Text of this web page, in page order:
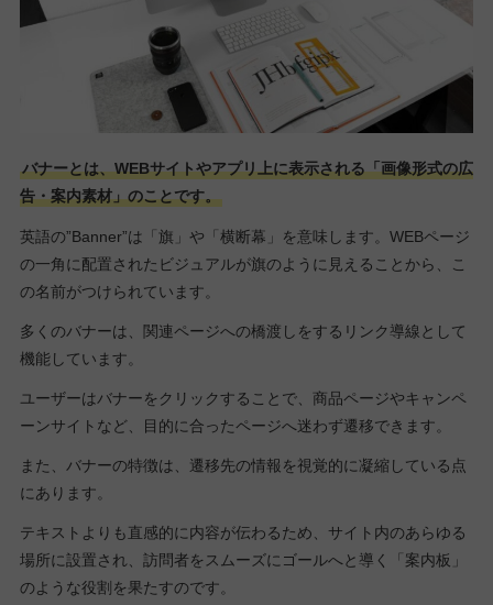
バナーとは、WEBサイトやアプリ上に表示される「画像形式の広
告・案内素材」のことです。
英語の”Banner”は「旗」や「横断幕」を意味します。WEBページ
の一角に配置されたビジュアルが旗のように見えることから、こ
の名前がつけられています。
多くのバナーは、関連ページへの橋渡しをするリンク導線として
機能しています。
ユーザーはバナーをクリックすることで、商品ページやキャンペ
ーンサイトなど、目的に合ったページへ迷わず遷移できます。
また、バナーの特徴は、遷移先の情報を視覚的に凝縮している点
にあります。
テキストよりも直感的に内容が伝わるため、サイト内のあらゆる
場所に設置され、訪問者をスムーズにゴールへと導く「案内板」
のような役割を果たすのです。